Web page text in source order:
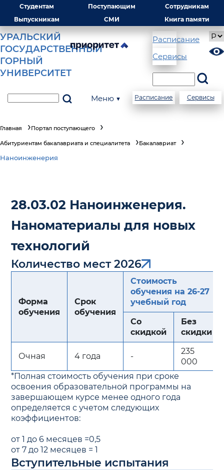
Студентам Поступающим
Сотрудникам
Выпускникам
СМИ Книга памяти
УРАЛЬСКИЙ
ГОСУДАРСТВЕННЫЙ
ГОРНЫЙ
УНИВЕРСИТЕТ
Расписание
Сервисы
Меню ▼ Расписание Сервисы
Главная Портал поступающего
Абитуриентам бакалавриата и специалитета Бакалавриат
Наноинженерия
28.03.02 Наноинженерия.
Наноматериалы для новых
технологий
Количество мест 2026
Форма
обучения
Срок
обучения
Стоимость
обучения на 26-27
учебный год
Со
скидкой
Без
скидки
Очная 4 года -
235
000
*Полная стоимость обучения при сроке
освоения образовательной программы на
завершающем курсе менее одного года
определяется с учетом следующих
коэффициентов:
от 1 до 6 месяцев =0,5
от 7 до 12 месяцев = 1
Вступительные испытания